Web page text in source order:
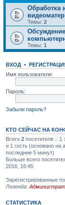
Обработка
Темы: 2
Темы: 1
ВХОД •
Имя пользователя:
Пароль:
Забыли пароль?
КТО СЕЙЧАС НА
Всего 2 посетителя :: 1
и 1 гость (основано на
последние 5 минут)
Больше всего
2016, 16:45
Зарегистрированные
Легенда:
СТАТИСТИКА